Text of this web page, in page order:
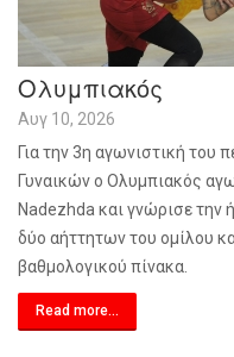
Ολυμπιακός
Αυγ 10, 2026
Για την 3η αγωνιστική του
Γυναικών ο Ολυμπιακός
Nadezhda και γνώρισε την
δύο αήττητων του ομίλου
βαθμολογικού πίνακα.
Read more...